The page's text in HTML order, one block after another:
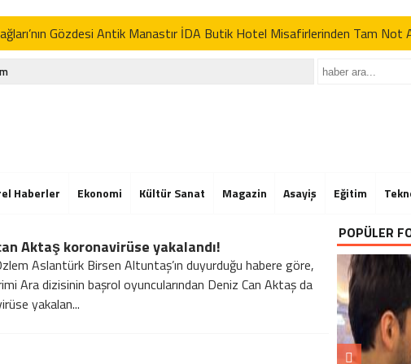
Gözdesi Antik Manastır İDA Butik Hotel Misafirlerinden Tam Not
İran açıklaması: “Uygun davranmazlarsa gereğini yaparım”
Der’in Geleneksel Pikniğine Rekor Katılım
Gözdesi Antik Manastır İDA Butik Hotel Misafirlerinden Tam Not
İran açıklaması: “Uygun davranmazlarsa gereğini yaparım”
Haberler Ekonomi Kültür Sanat Magazin Asayiş Eğitim
Aktaş koronavirüse yakalandı!
Aslantürk Birsen Altuntaş’ın duyurduğu habere göre,
Ara dizisinin başrol oyuncularından Deniz Can Aktaş da
yakalan...
POPÜLER